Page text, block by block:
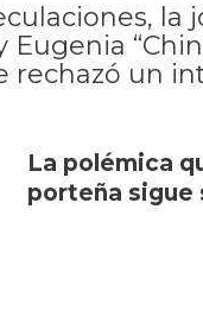
rechazó un
La polémica
porteña sigue